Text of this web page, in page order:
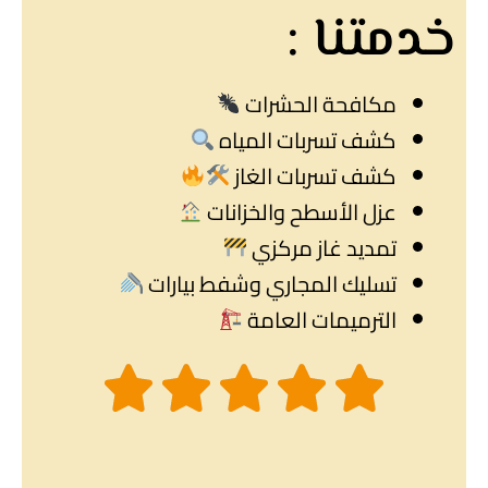
خدمتنا :
مكافحة الحشرات
كشف تسربات المياه
كشف تسربات الغاز
عزل الأسطح والخزانات
تمديد غاز مركزي
تسليك المجاري وشفط بيارات
الترميمات العامة